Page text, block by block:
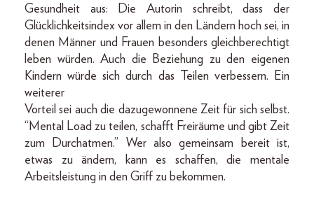
Gesundheit aus: Die Autorin schreibt, dass der
Glücklichkeitsindex vor allem in den Ländern hoch sei, in
denen Männer und Frauen besonders gleichberechtigt
leben würden. Auch die Beziehung zu den eigenen
Kindern würde sich durch das Teilen verbessern. Ein
weiterer
Vorteil sei auch die dazugewonnene Zeit für sich selbst.
“Mental Load zu teilen, schafft Freiräume und gibt Zeit
zum Durchatmen.” Wer also gemeinsam bereit ist,
etwas zu ändern, kann es schaffen, die mentale
Arbeitsleistung in den Griff zu bekommen.